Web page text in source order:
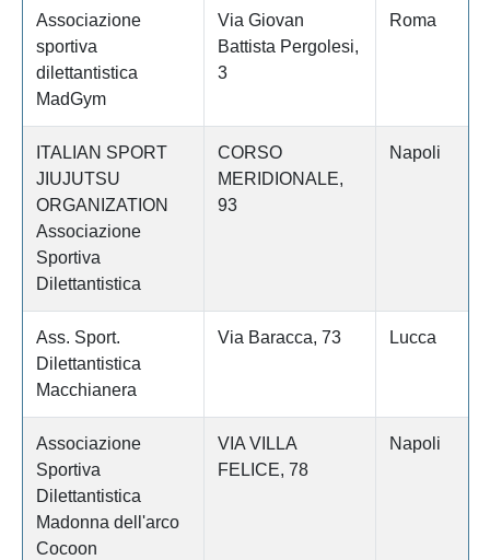
Associazione
sportiva
dilettantistica
MadGym
Via Giovan
Battista Pergolesi,
3
Roma
ITALIAN SPORT
JIUJUTSU
ORGANIZATION
Associazione
Sportiva
Dilettantistica
CORSO
MERIDIONALE,
93
Napoli
Ass. Sport.
Dilettantistica
Macchianera
Via Baracca, 73 Lucca
Associazione
Sportiva
Dilettantistica
Madonna dell'arco
Cocoon
VIA VILLA
FELICE, 78
Napoli